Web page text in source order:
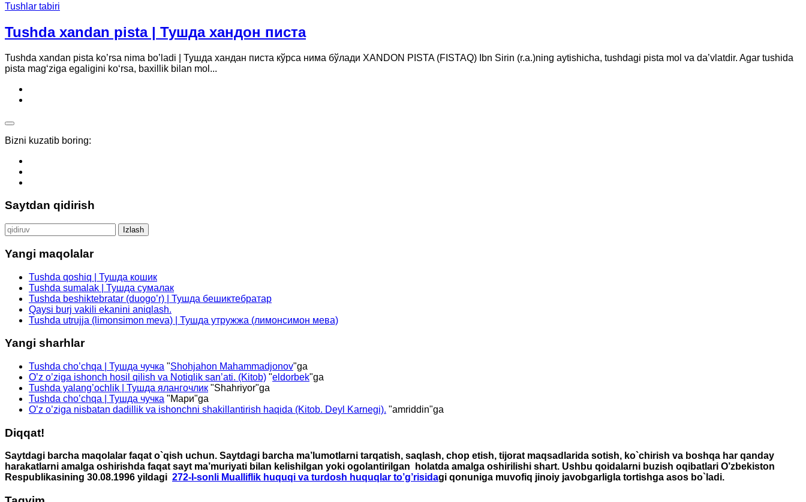
Tushlar tabiri
Tushda xandan pista | Тушда хандон писта
Tushda xandan pista ko’rsa nima bo’ladi | Тушда хандан писта кўрса нима бўлади XANDON PISTA (FISTAQ) Ibn Sirin (r.a.)ning aytishicha, tushdagi pista mol va da’vlatdir. Agar tushida
pista mag‘ziga egaligini ko‘rsa, baxillik bilan mol...
Bizni kuzatib boring:
Saytdan qidirish
Qidirshish:
Yangi maqolalar
Tushda qoshiq | Тушда кошик
Tushda sumalak | Тушда сумалак
Tushda beshiktebratar (duogo’r) | Тушда бешиктебратар
Qaysi burj vakili ekanini aniqlash.
Tushda utrujja (limonsimon meva) | Тушда утружжа (лимонсимон мева)
Yangi sharhlar
Tushda cho’chqa | Тушда чучка "Shohjahon Mahammadjonov"ga
O’z o’ziga ishonch hosil qilish va Notiqlik san’ati. (Kitob) "eldorbek"ga
Tushda yalang’ochlik | Тушда ялангочлик "Shahriyor"ga
Tushda cho’chqa | Тушда чучка "Мари"ga
O’z o’ziga nisbatan dadillik va ishonchni shakillantirish haqida (Kitob. Deyl Karnegi). "amriddin"ga
Diqqat!
Saytdagi barcha maqolalar faqat o`qish uchun. Saytdagi barcha ma’lumotlarni tarqatish, saqlash, chop etish, tijorat maqsadlarida sotish, ko`chirish va boshqa har qanday
harakatlarni amalga oshirishda faqat sayt ma’muriyati bilan kelishilgan yoki ogolantirilgan holatda amalga oshirilishi shart. Ushbu qoidalarni buzish oqibatlari O’zbekiston
Respublikasining 30.08.1996 yildagi 272-I-sonli Mualliflik huquqi va turdosh huquqlar to’g’risidagi qonuniga muvofiq jinoiy javobgarligla tortishga asos bo`ladi.